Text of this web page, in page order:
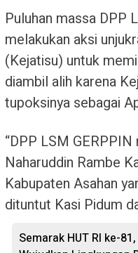
Puluhan massa DPP
melakukan aksi
(Kejatisu) untuk
diambil alih karena
tupoksinya sebagai
“DPP LSM
Naharuddin Rambe
Kabupaten Asahan
dituntut Kasi Pidum
Semarak HUT RI ke-